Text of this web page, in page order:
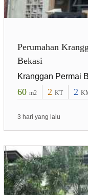
Perumahan
Bekasi
Kranggan Permai
60 m2 2 KT 2
3 hari yang lalu